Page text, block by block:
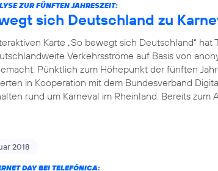
ZUR FÜNFTEN JAHRESZEIT:
sich Deutschland zu
Karte „So bewegt sich Deutschland“ hat
Verkehrsströme auf Basis von
Pünktlich zum Höhepunkt der fünften
in Kooperation mit dem Bundesverband
rund um Karneval im Rheinland. Bereits zum
2018
DAY BEI TELEFÓNICA: